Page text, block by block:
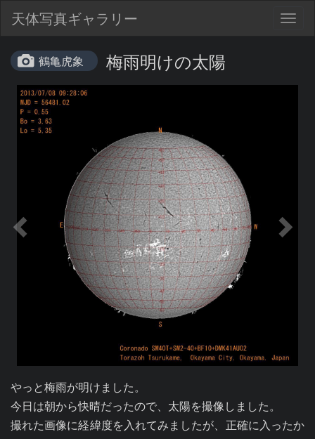
天体写真ギャラリー
鶴亀虎象 梅雨明けの太陽
やっと梅雨が明けました。
今日は朝から快晴だったので、太陽を撮像しました。
撮れた画像に経緯度を入れてみましたが、正確に入ったか